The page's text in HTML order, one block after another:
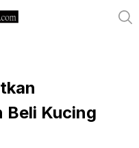
Beli Kucing